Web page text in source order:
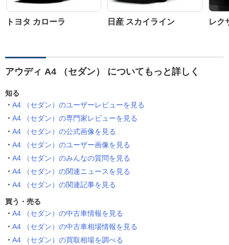
トヨタ カローラ 日産 スカイライン レク
アウディ A4 （セダン） についてもっと詳しく
知る
A4 （セダン）のユーザーレビューを見る
A4 （セダン）の専門家レビューを見る
A4 （セダン）の公式画像を見る
A4 （セダン）のユーザー画像を見る
A4 （セダン）のみんなの質問を見る
A4 （セダン）の関連ニュースを見る
A4 （セダン）の関連記事を見る
買う・売る
A4 （セダン）の中古車情報を見る
A4 （セダン）の中古車相場情報を見る
A4 （セダン）の買取相場を調べる